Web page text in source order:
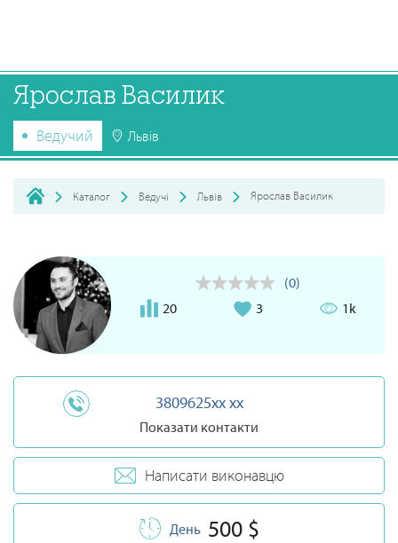
Ярослав Василик
Ведучий Львів
Каталог Ведучі Львів Ярослав Василик
(0)
20
3 1k
3809625xx xx
Показати контакти
Написати виконавцю
День 500 $